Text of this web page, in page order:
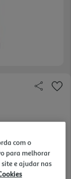
cães
e
com o
para melhorar
e ajudar nas